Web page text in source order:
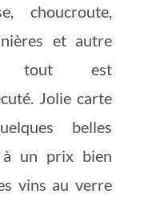
choucroute,
et autre
tout est
Jolie carte
belles
à un prix bien
vins au verre